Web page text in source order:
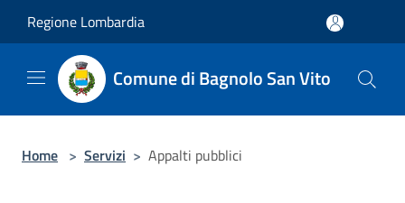
Regione Lombardia
Comune di Bagnolo San Vito
Home > Servizi > Appalti pubblici